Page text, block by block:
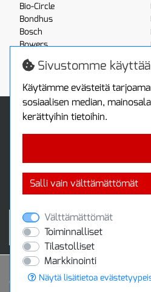
Bio-Circle
Bondhus
Bosch
Bowers
Boxo
Brennenstuhl
Info
Yhteystiedot
Takuutietoa
© 2020 Protools Oy
Sivustomme
Käytämme evästeitä
sosiaalisen median,
kerättyihin tietoihin.
Salli vain välttämättömät
Välttämättömät
Toiminnalliset
Tilastolliset
Markkinointi
Näytä lisätietoa